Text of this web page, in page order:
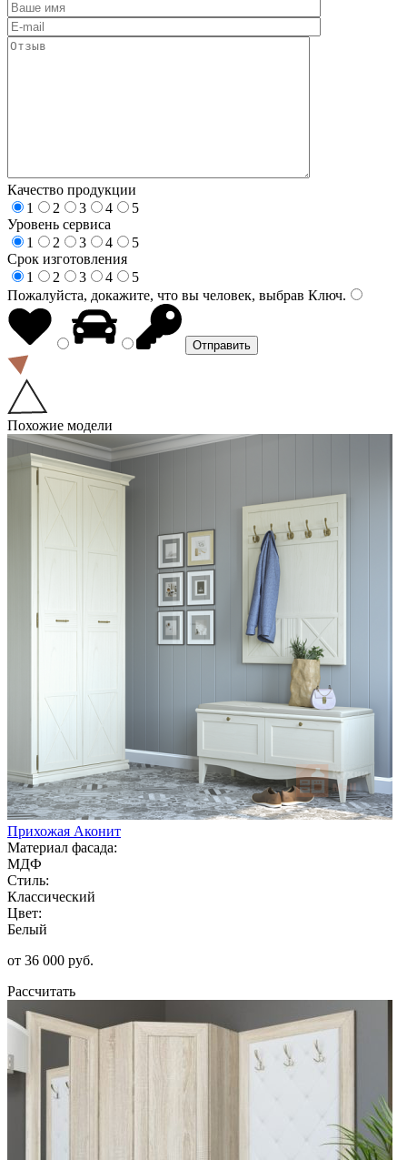
Качество продукции
1
2 3 4
5
Уровень сервиса
1
2 3 4
5
Срок изготовления
1
2 3 4
5
Пожалуйста, докажите, что вы человек, выбрав Ключ.
Похожие модели
Прихожая Аконит
Материал фасада:
МДФ
Стиль:
Классический
Цвет:
Белый
от 36 000 руб.
Рассчитать